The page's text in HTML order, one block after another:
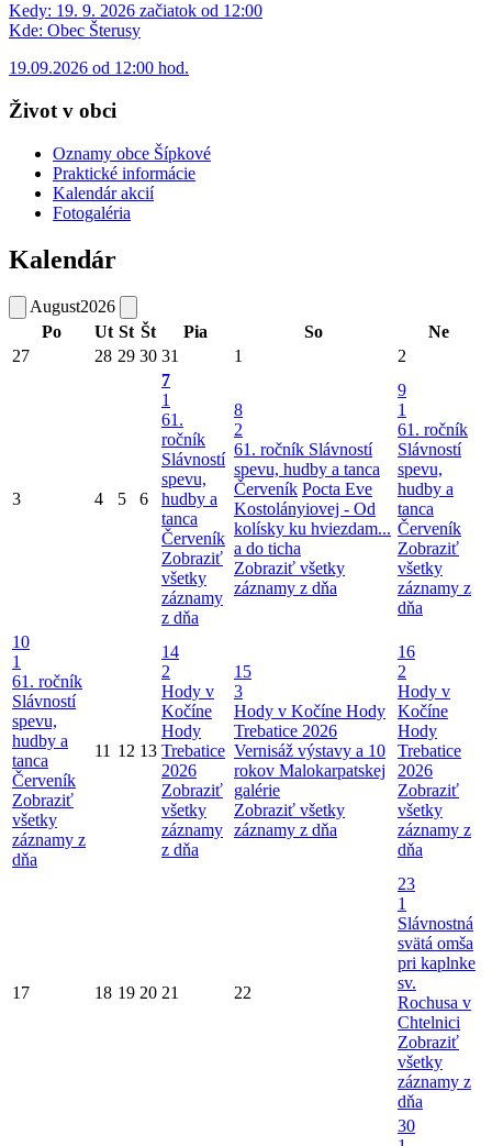
Kedy: 19. 9. 2026 začiatok od 12:00
Kde: Obec Šterusy
19.09.2026 od 12:00 hod.
Život v obci
Oznamy obce Šípkové
Praktické informácie
Kalendár akcií
Fotogaléria
Kalendár
August2026
Po
Ut St Št Pia So
Ne
27
28 29 30 31 1 2
3 4 5 6
7
1
61.
ročník
Slávností
spevu,
hudby a
tanca
Červeník
Zobraziť
všetky
záznamy
z dňa
8
2
61. ročník Slávností
spevu, hudby a tanca
Červeník Pocta Eve
Kostolányiovej - Od
kolísky ku hviezdam...
a do ticha
Zobraziť všetky
záznamy z dňa
9
1
61. ročník
Slávností
spevu,
hudby a
tanca
Červeník
Zobraziť
všetky
záznamy z
dňa
10
1
61. ročník
Slávností
spevu,
hudby a
tanca
Červeník
Zobraziť
všetky
záznamy z
dňa
11 12 13
14
2
Hody v
Kočíne
Hody
Trebatice
2026
Zobraziť
všetky
záznamy
z dňa
15
3
Hody v Kočíne Hody
Trebatice 2026
Vernisáž výstavy a 10
rokov Malokarpatskej
galérie
Zobraziť všetky
záznamy z dňa
16
2
Hody v
Kočíne
Hody
Trebatice
2026
Zobraziť
všetky
záznamy z
dňa
17 18 19 20 21 22
23
1
Slávnostná
svätá omša
pri kaplnke
sv.
Rochusa v
Chtelnici
Zobraziť
všetky
záznamy z
dňa
30